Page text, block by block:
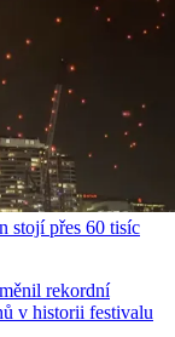
stojí přes 60 tisíc
rekordní
v historii festivalu